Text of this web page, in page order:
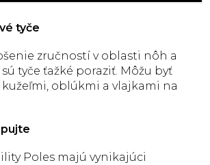
tyče
zručností v oblasti nôh a
tyče ťažké poraziť. Môžu byť
oblúkmi a vlajkami na
Poles majú vynikajúci